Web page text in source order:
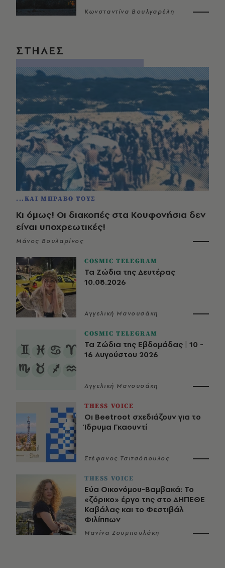
Κωνσταντίνα Βουλγαρέλη
ΣΤΗΛΕΣ
...ΚΑΙ ΜΠΡΑΒΟ ΤΟΥΣ
Κι όμως! Οι διακοπές στα Κουφονήσια δεν
είναι υποχρεωτικές!
Μάνος Βουλαρίνος
COSMIC TELEGRAM
Τα Ζώδια της Δευτέρας
10.08.2026
Αγγελική Μανουσάκη
COSMIC TELEGRAM
Τα Ζώδια της Εβδομάδας | 10 -
16 Αυγούστου 2026
Αγγελική Μανουσάκη
THESS VOICE
Οι Beetroot σχεδιάζουν για το
Ίδρυμα Γκαουντί
Στέφανος Τσιτσόπουλος
THESS VOICE
Εύα Οικονόμου-Βαμβακά: Το
«ζόρικο» έργο της στο ΔΗΠΕΘΕ
Καβάλας και το Φεστιβάλ
Φιλίππων
Μανίνα Ζουμπουλάκη